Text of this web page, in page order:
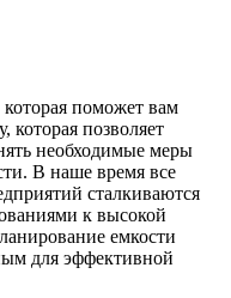
поможет вам
которая позволяет
необходимые меры
В наше время все
сталкиваются
к высокой
емкости
для эффективной